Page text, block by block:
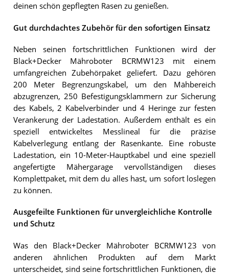
deinen schön gepflegten Rasen zu genießen.
Gut durchdachtes Zubehör für den sofortigen Einsatz
Neben seinen fortschrittlichen Funktionen wird der
Black+Decker Mähroboter BCRMW123 mit einem
umfangreichen Zubehörpaket geliefert. Dazu gehören
200 Meter Begrenzungskabel, um den Mähbereich
abzugrenzen, 250 Befestigungsklammern zur Sicherung
des Kabels, 2 Kabelverbinder und 4 Heringe zur festen
Verankerung der Ladestation. Außerdem enthält es ein
speziell entwickeltes Messlineal für die präzise
Kabelverlegung entlang der Rasenkante. Eine robuste
Ladestation, ein 10-Meter-Hauptkabel und eine speziell
angefertigte Mähergarage vervollständigen dieses
Komplettpaket, mit dem du alles hast, um sofort loslegen
zu können.
Ausgefeilte Funktionen für unvergleichliche Kontrolle
und Schutz
Was den Black+Decker Mähroboter BCRMW123 von
anderen ähnlichen Produkten auf dem Markt
unterscheidet, sind seine fortschrittlichen Funktionen, die